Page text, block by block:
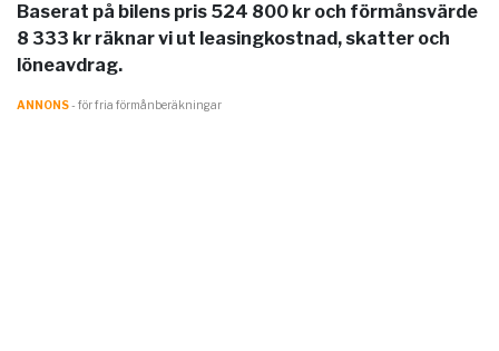
Baserat på bilens pris 524 800 kr och förmånsvärde
8 333 kr räknar vi ut leasingkostnad, skatter och
löneavdrag.
ANNONS- för fria förmånberäkningar